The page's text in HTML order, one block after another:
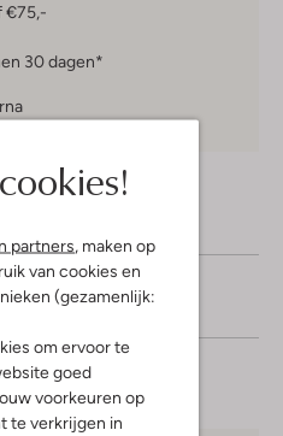
partners, maken op
van cookies en
(gezamenlijk:
om ervoor te
goed
voorkeuren op
te verkrijgen in
€75,-
30 dagen*